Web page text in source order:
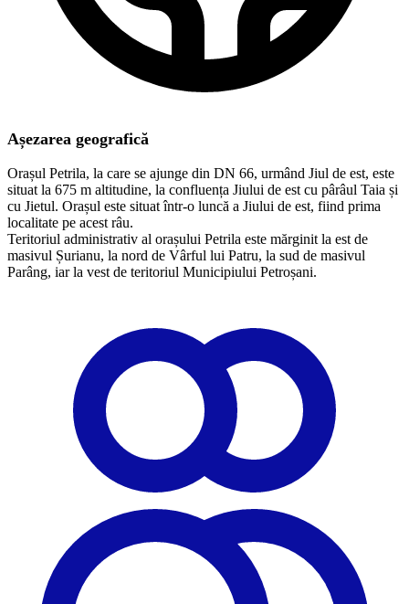
Așezarea geografică
Orașul Petrila, la care se ajunge din DN 66, urmând Jiul de est, este
situat la 675 m altitudine, la confluența Jiului de est cu pârâul Taia și
cu Jietul. Orașul este situat într-o luncă a Jiului de est, fiind prima
localitate pe acest râu.
Teritoriul administrativ al orașului Petrila este mărginit la est de
masivul Șurianu, la nord de Vârful lui Patru, la sud de masivul
Parâng, iar la vest de teritoriul Municipiului Petroșani.